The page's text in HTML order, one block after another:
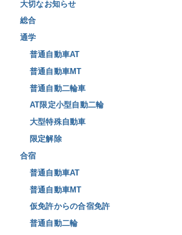
大切なお知らせ
総合
通学
普通自動車AT
普通自動車MT
普通自動二輪車
AT限定小型自動二輪
大型特殊自動車
限定解除
合宿
普通自動車AT
普通自動車MT
仮免許からの合宿免許
普通自動二輪